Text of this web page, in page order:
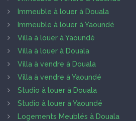
Immeuble à louer à Douala
Immeuble à louer à Yaoundé
Villa à louer à Yaoundé
Villa à louer à Douala
Villa à vendre à Douala
Villa à vendre à Yaoundé
Studio à louer à Douala
Studio à louer à Yaoundé
Logements Meublés à Douala